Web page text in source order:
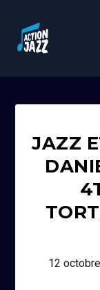
JAZZ
12